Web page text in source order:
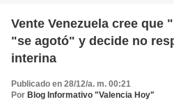
Vente Venezuela cree que
"se agotó" y decide no
interina
Publicado en 28/12/a. m. 00:21
Por Blog Informativo "Valencia Hoy"